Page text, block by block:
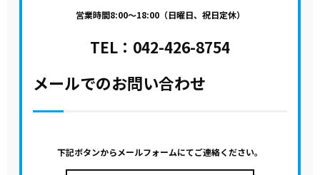
営業時間8:00～18:00（日曜日、祝日定休）
TEL： 042-426-8754
メールでのお問い合わせ
下記ボタンからメールフォームにてご連絡ください。